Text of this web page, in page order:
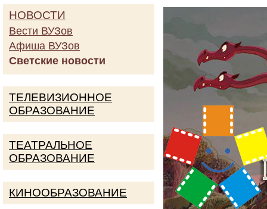
НОВОСТИ
Вести ВУЗов
Афиша ВУЗов
Светские новости
ТЕЛЕВИЗИОННОЕ
ОБРАЗОВАНИЕ
ТЕАТРАЛЬНОЕ
ОБРАЗОВАНИЕ
КИНООБРАЗОВАНИЕ